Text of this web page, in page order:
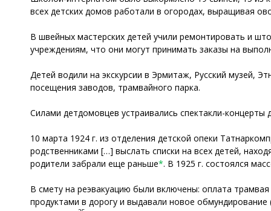
всех детских домов работали в огородах, выращивая
В швейных мастерских детей учили ремонтировать и
учреждениям, что они могут принимать заказы на
Детей водили на экскурсии в Эрмитаж, Русский музей,
посещения заводов, трамвайного парка.
Силами детдомовцев устраивались спектакли-концерты
10 марта 1924 г. из отделения детской опеки
родственниками […] выслать списки на всех детей,
родители забрали еще раньше*. В 1925 г. состоялся
В смету на реэвакуацию были включены: оплата
продуктами в дорогу и выдавали новое